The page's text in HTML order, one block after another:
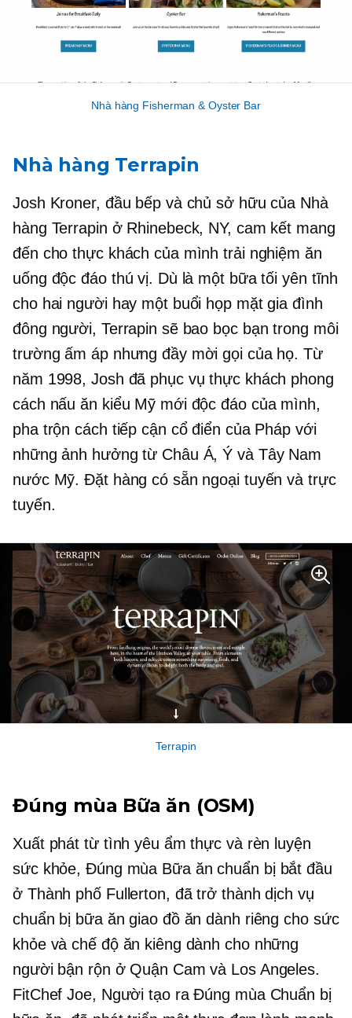
Nhà hàng Fisherman & Oyster Bar
Nhà hàng Terrapin
Josh Kroner, đầu bếp và chủ sở hữu của Nhà
hàng Terrapin ở Rhinebeck, NY, cam kết mang
đến cho thực khách của mình trải nghiệm ăn
uống độc đáo thú vị. Dù là một bữa tối yên tĩnh
cho hai người hay một buổi họp mặt gia đình
đông người, Terrapin sẽ bao bọc bạn trong môi
trường ấm áp nhưng đầy mời gọi của họ. Từ
năm 1998, Josh đã phục vụ thực khách phong
cách nấu ăn kiểu Mỹ mới độc đáo của mình,
pha trộn cách tiếp cận cổ điển của Pháp với
những ảnh hưởng từ Châu Á, Ý và Tây Nam
nước Mỹ. Đặt hàng có sẵn ngoại tuyến và trực
tuyến.
Terrapin
Đúng mùa Bữa ăn (OSM)
Xuất phát từ tình yêu ẩm thực và rèn luyện
sức khỏe,Đúng mùaBữa ăn chuẩn bị bắt đầu
ở Thành phố Fullerton, đã trở thành dịch vụ
chuẩn bị bữa ăn giao đồ ăn dành riêng cho sức
khỏe và chế độ ăn kiêng dành cho những
người bận rộn ở Quận Cam và Los Angeles.
FitChef Joe, Người tạo raĐúng mùaChuẩn bị